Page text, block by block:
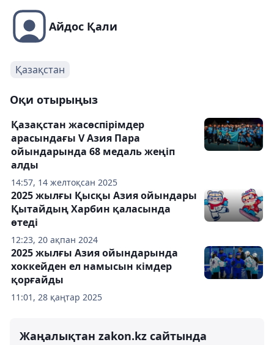
Айдос Қали
Қазақстан
Оқи отырыңыз
14:57, 14 желтоқсан 2025
Қазақстан жасөспірімдер
арасындағы V Азия Пара
ойындарында 68 медаль жеңіп
алды
12:23, 20 ақпан 2024
2025 жылғы Қысқы Азия ойындары
Қытайдың Харбин қаласында
өтеді
11:01, 28 қаңтар 2025
2025 жылғы Азия ойындарында
хоккейден ел намысын кімдер
қорғайды
Жаңалықтан zakon.kz сайтында